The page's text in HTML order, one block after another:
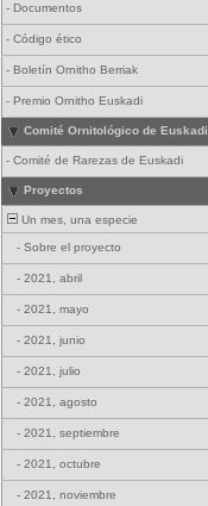
- Documentos
- Código ético
- Boletín Ornitho Berriak
- Premio Ornitho Euskadi
Comité Ornitológico de Euskadi
- Comité de Rarezas de Euskadi
Proyectos
Un mes, una especie
- Sobre el proyecto
- 2021, abril
- 2021, mayo
- 2021, junio
- 2021, julio
- 2021, agosto
- 2021, septiembre
- 2021, octubre
- 2021, noviembre